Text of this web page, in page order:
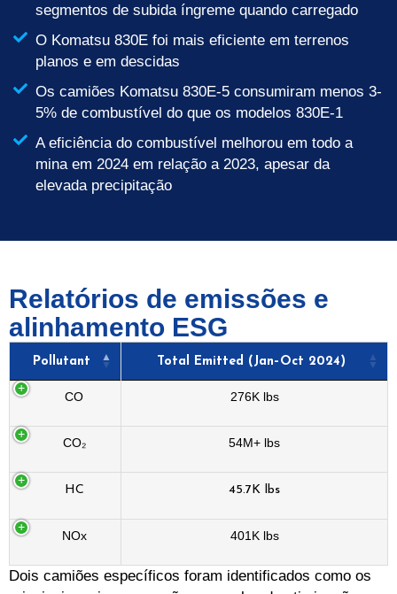
segmentos de subida íngreme quando carregado
O Komatsu 830E foi mais eficiente em terrenos
planos e em descidas
Os camiões Komatsu 830E-5 consumiram menos 3-
5% de combustível do que os modelos 830E-1
A eficiência do combustível melhorou em todo a
mina em 2024 em relação a 2023, apesar da
elevada precipitação
Relatórios de emissões e
alinhamento ESG
Pollutant Total Emitted (Jan–Oct 2024)
CO 276K lbs
CO₂ 54M+ lbs
HC 45.7K lbs
NOx 401K lbs
Dois camiões específicos foram identificados como os